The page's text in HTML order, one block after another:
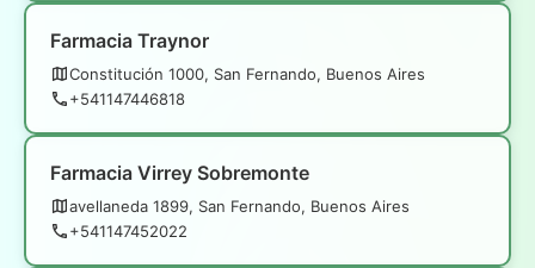
Farmacia Traynor
Constitución 1000, San Fernando, Buenos Aires
+541147446818
Farmacia Virrey Sobremonte
avellaneda 1899, San Fernando, Buenos Aires
+541147452022